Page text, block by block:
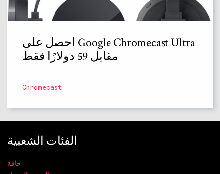
احصل على Google Chromecast Ultra
مقابل 59 دولارًا فقط
Chromecast
الفئات الشعبية
حافة